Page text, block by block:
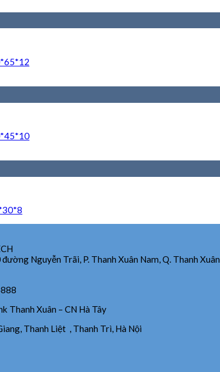
Nguyễn Trãi, P. Thanh Xuân Nam, Q. Thanh
Thanh Xuân – CN Hà Tây
Thanh Liệt , Thanh Trì, Hà Nội